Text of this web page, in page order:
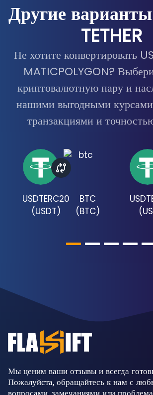
Другие
TETHER
Не хотите конвертировать
MATICPOLYGON?
криптовалютную пару и
нашими выгодными
транзакциями и
USDTERC20
(USDT)
BTC
(BTC)
(
Мы ценим ваши отзывы и всегда
Пожалуйста, обращайтесь к нам с